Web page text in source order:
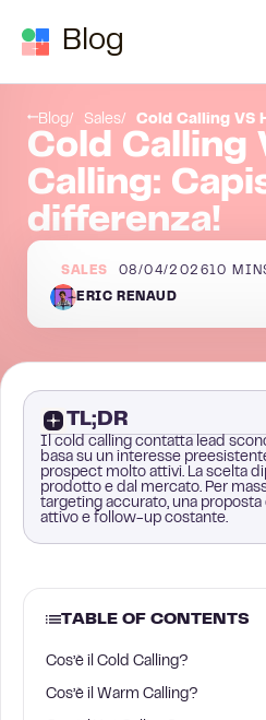
Blog
Blog Sales Cold Calling VS
Cold Calling
Calling:
differenza!
SALES 08/04/202610
ERIC RENAUD
TL;DR
Il cold calling contatta lead
basa su un interesse
prospect molto attivi. La scelta
prodotto e dal mercato. Per
targeting accurato, una proposta
attivo e follow-up costante.
TABLE OF CONTENTS
Cos’è il Cold Calling?
Cos’è il Warm Calling?